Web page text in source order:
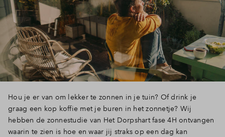
Hou je er van om lekker te zonnen in je tuin? Of drink je
graag een kop koffie met je buren in het zonnetje? Wij
hebben de zonnestudie van Het Dorpshart fase 4H ontvangen
waarin te zien is hoe en waar jij straks op een dag kan